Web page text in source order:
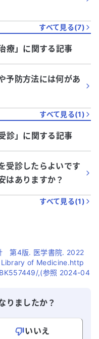
すべて見る(7)
療」に関する記事
予防方法には何があ
すべて見る(1)
診」に関する記事
受診したらよいです
はありますか？
すべて見る(1)
第4版. 医学書院. 2022
Library of Medicine.http
,(参照 2024-04
りましたか？
いいえ